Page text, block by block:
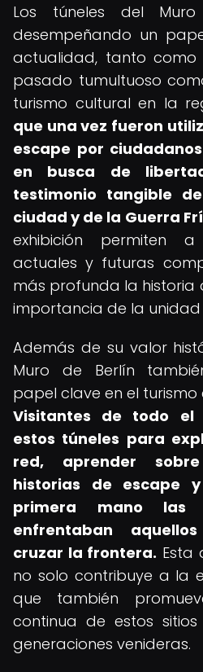
Los túneles del
desempeñando un
actualidad, tanto
pasado tumultuoso
turismo cultural en la
que una vez fueron
escape por
en busca de
testimonio tangible
ciudad y de la Guerra
exhibición permiten
actuales y futuras
más profunda la historia
importancia de la
Además de su valor
Muro de Berlín
papel clave en el
Visitantes de todo el
estos túneles para
red, aprender
historias de escape
primera mano las
enfrentaban
cruzar la frontera. Esta
no solo contribuye a la
que también
continua de estos
generaciones venideras.